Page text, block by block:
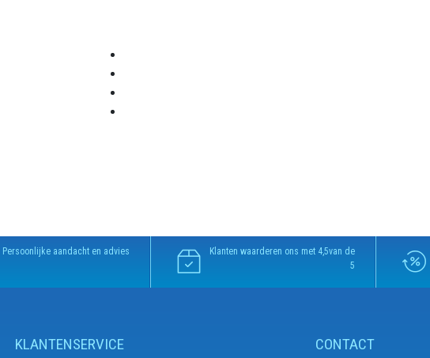
Persoonlijke aandacht en advies
Klanten waarderen ons met 4,5van de
5
KLANTENSERVICE CONTACT